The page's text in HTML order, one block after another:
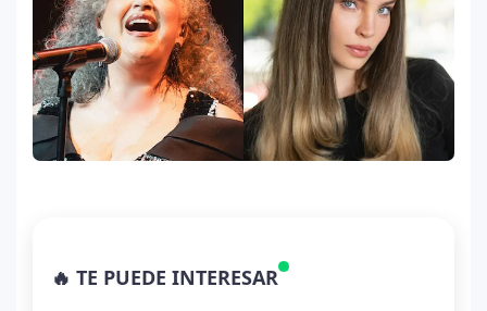
🔥 TE PUEDE INTERESAR
despecho en un himno para Puerto Rico